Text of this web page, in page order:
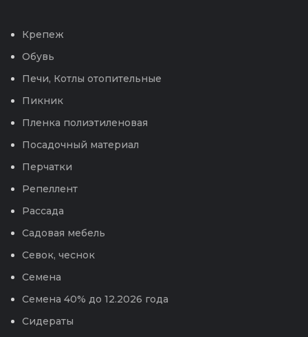
Крепеж
Обувь
Печи, Котлы отопительные
Пикник
Пленка полиэтиленовая
Посадочный материал
Перчатки
Репеллент
Рассада
Садовая мебель
Севок, чеснок
Семена
Семена 40% до 12.2026 года
Сидераты